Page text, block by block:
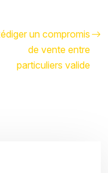
un compromis
de vente entre
particuliers valide